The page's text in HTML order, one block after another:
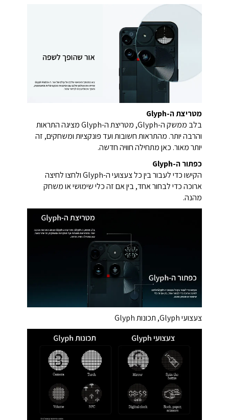
מטריצת ה-Glyph
בלב ממשק ה-Glyph, מטריצת ה-Glyph מציגה התראות
והרבה יותר. מהתראות חשובות ועד פונקציות ומשחקים, זה
יותר מאור. כאן מתחילה חוויה חדשה.
כפתור ה-Glyph
הקישו כדי לעבור בין כל צעצועי ה-Glyph ולחצו לחיצה
ארוכה כדי לבחור אחד, בין אם זה כלי שימושי או משחק
מהנה.
צעצועי Glyph, תכונות Glyph